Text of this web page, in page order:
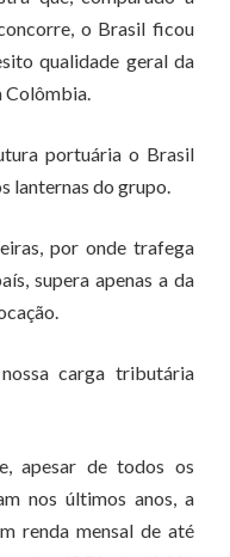
o Brasil ficou
qualidade geral da
Colômbia.
portuária o Brasil
lanternas do grupo.
por onde trafega
supera apenas a da
carga tributária
apesar de todos os
nos últimos anos, a
renda mensal de até